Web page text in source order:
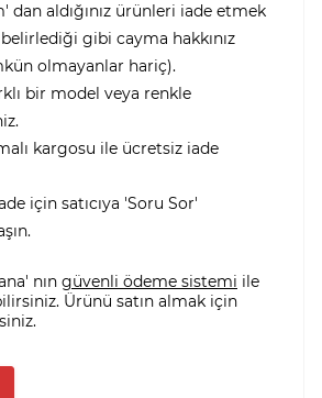
dan aldığınız ürünleri iade etmek
gibi cayma hakkınız
olmayanlar hariç).
bir model veya renkle
kargosu ile ücretsiz iade
için satıcıya 'Soru Sor'
nın güvenli ödeme sistemi ile
Ürünü satın almak için